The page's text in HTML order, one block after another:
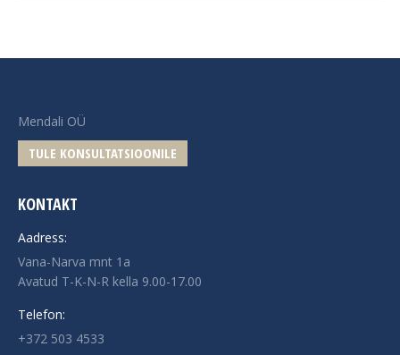
Mendali OÜ
TULE KONSULTATSIOONILE
KONTAKT
Aadress:
Vana-Narva mnt 1a
Avatud T-K-N-R kella 9.00-17.00
Telefon:
+372 503 4533